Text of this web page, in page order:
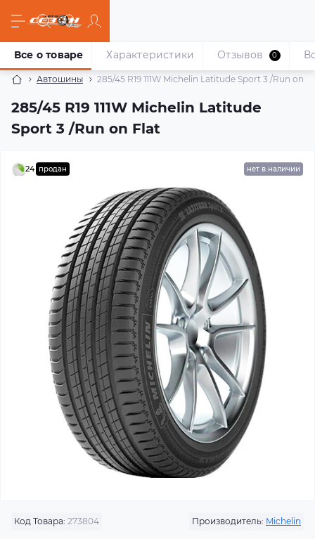
Автошины 285/45 R19 111W Michelin Latitude Sport 3 /Run on
285/45 R19 111W Michelin Latitude
Sport 3 /Run on Flat
Все о товаре Характеристики Отзывов 0
24 продан нет в наличии
Код Товара: 273804 Производитель: Michelin